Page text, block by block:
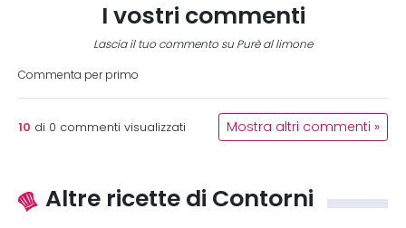
I vostri commenti
Lascia il tuo commento su Purè al limone
Commenta per primo
10 di 0 commenti visualizzati Mostra altri commenti »
Altre ricette di Contorni